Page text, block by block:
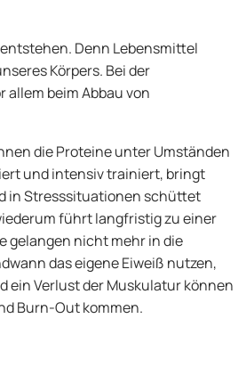
Denn Lebensmittel
Körpers. Bei der
beim Abbau von
die Proteine unter Umständen
und intensiv trainiert, bringt
in Stresssituationen schüttet
führt langfristig zu einer
gelangen nicht mehr in die
das eigene Eiweiß nutzen,
ein Verlust der Muskulatur können
Burn-Out kommen.